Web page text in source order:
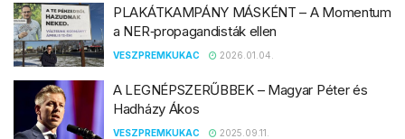
PLAKÁTKAMPÁNY MÁSKÉNT – A Momentum
a NER‑propagandisták ellen
VESZPREMKUKAC 2026.01.04.
A LEGNÉPSZERŰBBEK – Magyar Péter és
Hadházy Ákos
VESZPREMKUKAC 2025.09.11.